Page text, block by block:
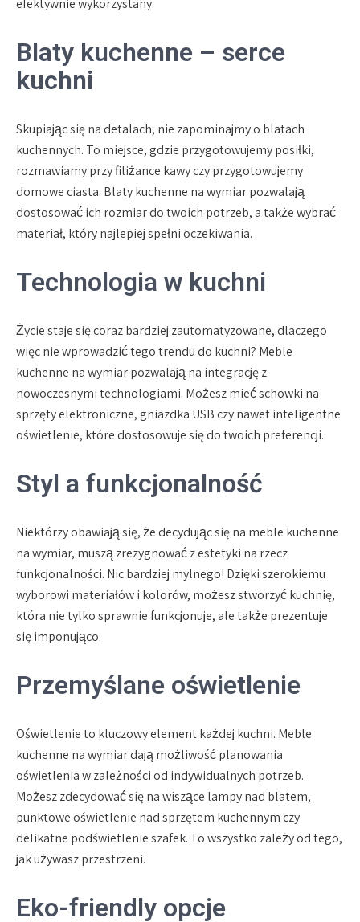
efektywnie wykorzystany.
Blaty kuchenne – serce
kuchni
Skupiając się na detalach, nie zapominajmy o blatach
kuchennych. To miejsce, gdzie przygotowujemy posiłki,
rozmawiamy przy filiżance kawy czy przygotowujemy
domowe ciasta. Blaty kuchenne na wymiar pozwalają
dostosować ich rozmiar do twoich potrzeb, a także wybrać
materiał, który najlepiej spełni oczekiwania.
Technologia w kuchni
Życie staje się coraz bardziej zautomatyzowane, dlaczego
więc nie wprowadzić tego trendu do kuchni? Meble
kuchenne na wymiar pozwalają na integrację z
nowoczesnymi technologiami. Możesz mieć schowki na
sprzęty elektroniczne, gniazdka USB czy nawet inteligentne
oświetlenie, które dostosowuje się do twoich preferencji.
Styl a funkcjonalność
Niektórzy obawiają się, że decydując się na meble kuchenne
na wymiar, muszą zrezygnować z estetyki na rzecz
funkcjonalności. Nic bardziej mylnego! Dzięki szerokiemu
wyborowi materiałów i kolorów, możesz stworzyć kuchnię,
która nie tylko sprawnie funkcjonuje, ale także prezentuje
się imponująco.
Przemyślane oświetlenie
Oświetlenie to kluczowy element każdej kuchni. Meble
kuchenne na wymiar dają możliwość planowania
oświetlenia w zależności od indywidualnych potrzeb.
Możesz zdecydować się na wiszące lampy nad blatem,
punktowe oświetlenie nad sprzętem kuchennym czy
delikatne podświetlenie szafek. To wszystko zależy od tego,
jak używasz przestrzeni.
Eko-friendly opcje